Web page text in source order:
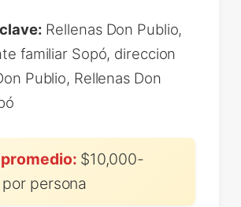
Rellenas Don Publio,
familiar Sopó, direccion
Publio, Rellenas Don
$10,000-
persona